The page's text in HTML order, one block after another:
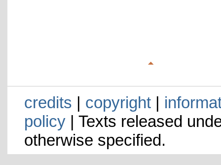
credits | copyright|
policy| Texts released
otherwise specified.